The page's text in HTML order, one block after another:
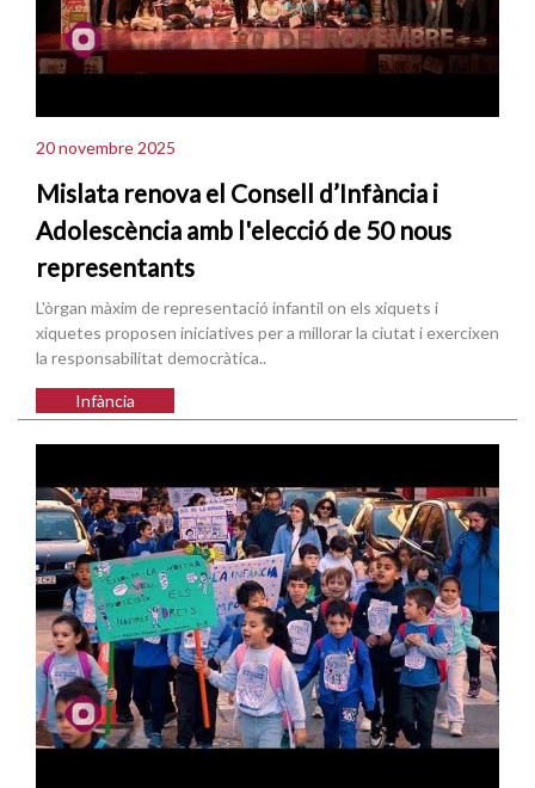
20 novembre 2025
Mislata renova el Consell d’Infància i
Adolescència amb l'elecció de 50 nous
representants
L'òrgan màxim de representació infantil on els xiquets i
xiquetes proposen iniciatives per a millorar la ciutat i exercixen
la responsabilitat democràtica..
Infància